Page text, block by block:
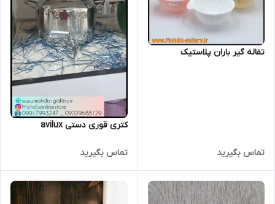
تفاله گیر باران پلاستیک
تماس بگیرید
کتری قوری دستی avilux
تماس بگیرید